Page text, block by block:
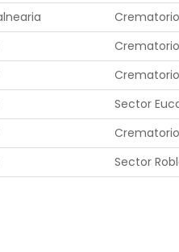
Sector
Sector